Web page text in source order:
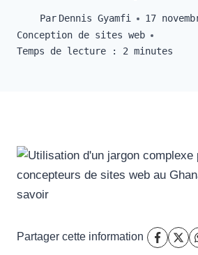
Par Dennis Gyamfi
17
Conception de sites web
Temps de lecture :
2 minutes
Partager cette information